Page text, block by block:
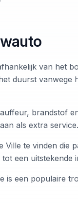
van het
duurst vanwege
brandstof
als extra service.
te vinden die
een uitstekende
is een populaire